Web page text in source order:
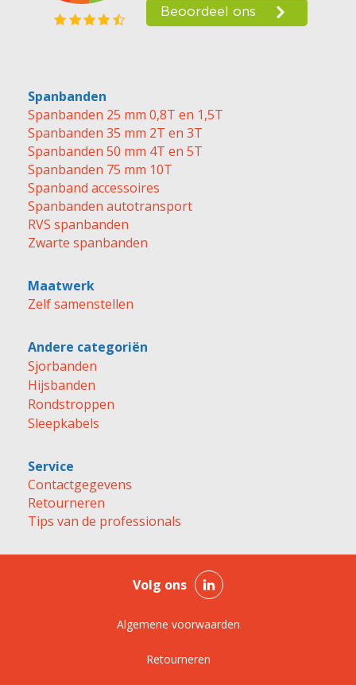
Spanbanden
Spanbanden 25 mm 0,8T en 1,5T
Spanbanden 35 mm 2T en 3T
Spanbanden 50 mm 4T en 5T
Spanbanden 75 mm 10T
Spanband accessoires
Spanbanden autotransport
RVS spanbanden
Zwarte spanbanden
Maatwerk
Zelf samenstellen
Andere categoriën
Sjorbanden
Hijsbanden
Rondstroppen
Sleepkabels
Service
Contactgegevens
Retourneren
Tips van de professionals
Volg ons
Algemene voorwaarden
Retourneren